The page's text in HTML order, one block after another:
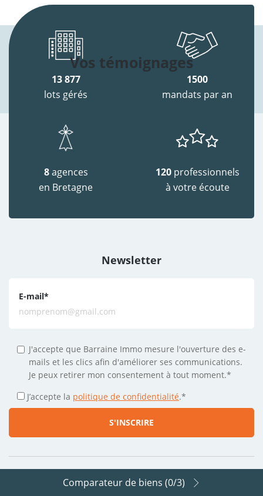
Vos témoignages
13 877
lots gérés
1500
mandats par an
8agences
en Bretagne
120 professionnels
à votre écoute
Newsletter
E-mail*
J'accepte que Barraine Immo mesure l'ouverture des e-
mails et les clics afin d'améliorer ses communications.
Je peux retirer mon consentement à tout moment.*
J’accepte la politique de confidentialité.*
Suivez-nous sur les réseaux
Comparateur de biens (0/3)